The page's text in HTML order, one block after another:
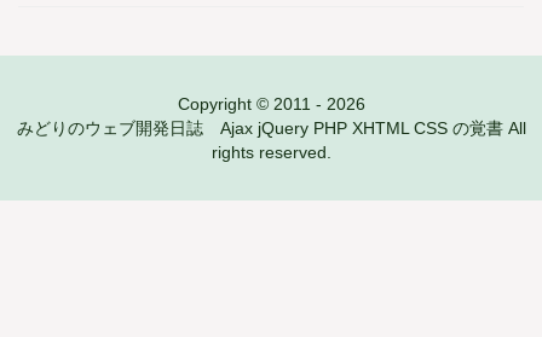
Copyright © 2011 - 2026
みどりのウェブ開発日誌 Ajax jQuery PHP XHTML CSS の覚書 All
rights reserved.